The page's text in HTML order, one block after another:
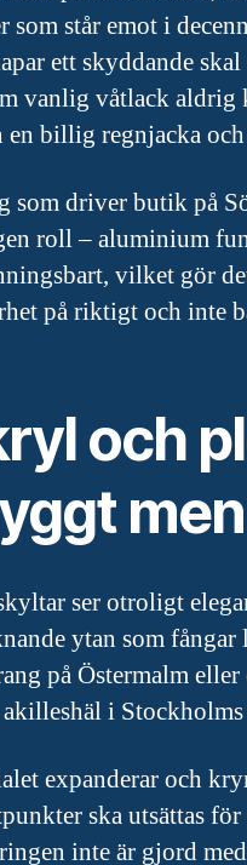
som står emot i
ett skyddande
vanlig våtlack aldrig
en billig regnjacka
som driver butik på
roll – aluminium
vilket gör
på riktigt och inte
och
ser otroligt
ytan som
på Östermalm
akilleshäl i
expanderar och
ska utsättas
inte är gjord